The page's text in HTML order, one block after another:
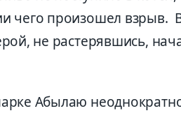
чего произошел взрыв.
не растерявшись,
Абылаю